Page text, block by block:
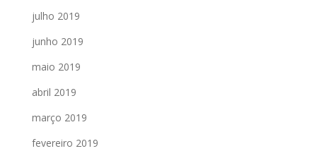
julho 2019
junho 2019
maio 2019
abril 2019
março 2019
fevereiro 2019